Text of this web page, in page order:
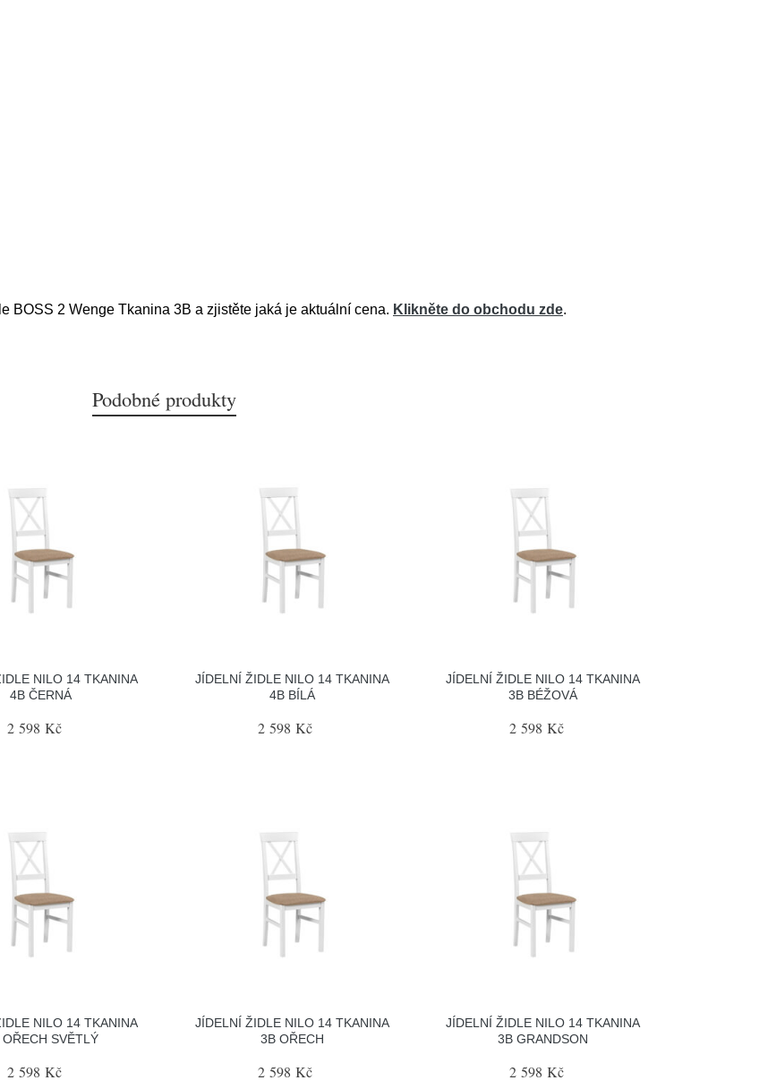
BOSS 2 Wenge Tkanina 3B a zjistěte jaká je aktuální cena. Klikněte do obchodu zde.
Podobné produkty
NILO 14 TKANINA
4B ČERNÁ
2 598 Kč
JÍDELNÍ ŽIDLE NILO 14 TKANINA
4B BÍLÁ
2 598 Kč
JÍDELNÍ ŽIDLE NILO 14 TKANINA
3B BÉŽOVÁ
2 598 Kč
NILO 14 TKANINA
OŘECH SVĚTLÝ
2 598 Kč
JÍDELNÍ ŽIDLE NILO 14 TKANINA
3B OŘECH
2 598 Kč
JÍDELNÍ ŽIDLE NILO 14 TKANINA
3B GRANDSON
2 598 Kč